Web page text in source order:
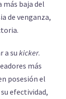
más baja del
de venganza,
a sukicker.
más
posesión el
efectividad,